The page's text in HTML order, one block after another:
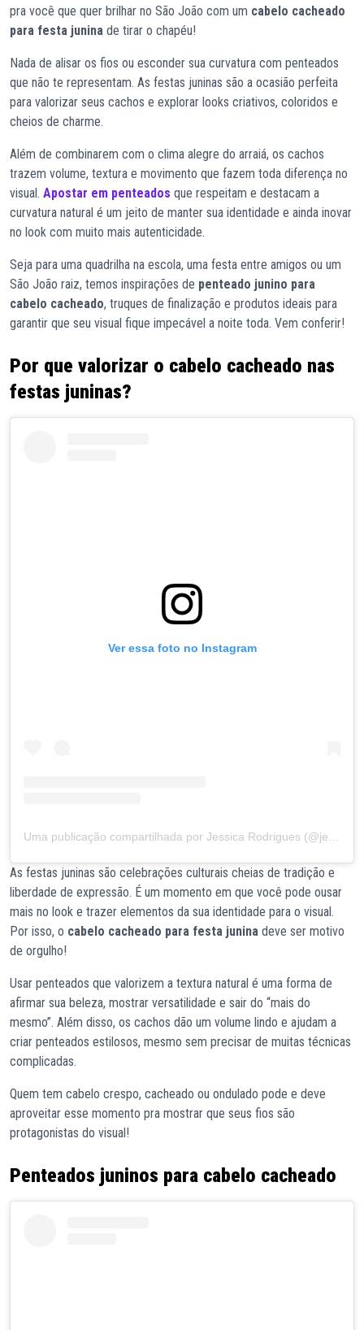
pra você que quer brilhar no São João com um cabelo cacheado
para festa junina de tirar o chapéu!
Nada de alisar os fios ou esconder sua curvatura com penteados
que não te representam. As festas juninas são a ocasião perfeita
para valorizar seus cachos e explorar looks criativos, coloridos e
cheios de charme.
Além de combinarem com o clima alegre do arraiá, os cachos
trazem volume, textura e movimento que fazem toda diferença no
visual. Apostar em penteados que respeitam e destacam a
curvatura natural é um jeito de manter sua identidade e ainda inovar
no look com muito mais autenticidade.
Seja para uma quadrilha na escola, uma festa entre amigos ou um
São João raiz, temos inspirações de penteado junino para
cabelo cacheado, truques de finalização e produtos ideais para
garantir que seu visual fique impecável a noite toda. Vem conferir!
Por que valorizar o cabelo cacheado nas
festas juninas?
Ver essa foto no Instagram
As festas juninas são celebrações culturais cheias de tradição e
liberdade de expressão. É um momento em que você pode ousar
mais no look e trazer elementos da sua identidade para o visual.
Por isso, o cabelo cacheado para festa junina deve ser motivo
de orgulho!
Usar penteados que valorizem a textura natural é uma forma de
afirmar sua beleza, mostrar versatilidade e sair do “mais do
mesmo”. Além disso, os cachos dão um volume lindo e ajudam a
criar penteados estilosos, mesmo sem precisar de muitas técnicas
complicadas.
Quem tem cabelo crespo, cacheado ou ondulado pode e deve
aproveitar esse momento pra mostrar que seus fios são
protagonistas do visual!
Penteados juninos para cabelo cacheado